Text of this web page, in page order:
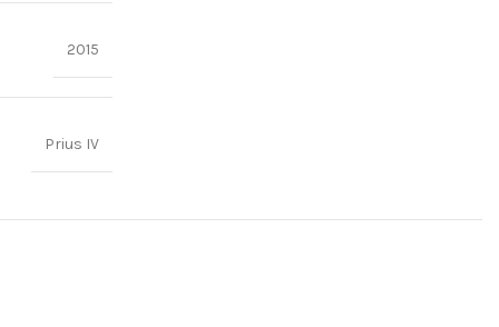
2015
Prius IV